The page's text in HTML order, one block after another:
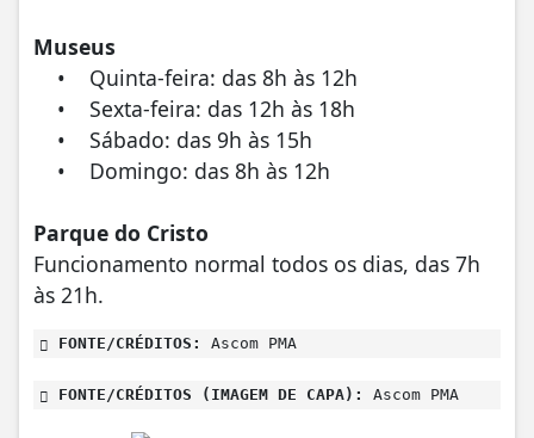
Museus
• Quinta-feira: das 8h às 12h
• Sexta-feira: das 12h às 18h
• Sábado: das 9h às 15h
• Domingo: das 8h às 12h
Parque do Cristo
Funcionamento normal todos os dias, das 7h
às 21h.
FONTE/CRÉDITOS: Ascom PMA
FONTE/CRÉDITOS (IMAGEM DE CAPA): Ascom PMA